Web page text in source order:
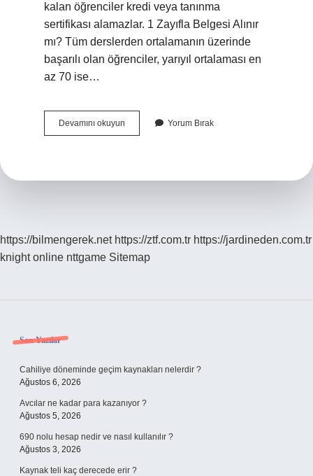
kalan öğrenciler kredi veya tanınma
sertifikası alamazlar. 1 Zayıfla Belgesi Alınır
mı? Tüm derslerden ortalamanın üzerinde
başarılı olan öğrenciler, yarıyıl ortalaması en
az 70 ise…
Devamını okuyun
1
Yorum Bırak
https://bilmengerek.net https://ztf.com.tr https://jardineden.com.tr
knight online nttgame Sitemap
Sidebar
Son Yazılar
Cahiliye döneminde geçim kaynakları nelerdir ?
Ağustos 6, 2026
Avcılar ne kadar para kazanıyor ?
Ağustos 5, 2026
690 nolu hesap nedir ve nasıl kullanılır ?
Ağustos 3, 2026
Kaynak teli kaç derecede erir ?